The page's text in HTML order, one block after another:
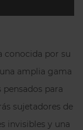
conocida por su
amplia gama
para
sujetadores de
invisibles y una